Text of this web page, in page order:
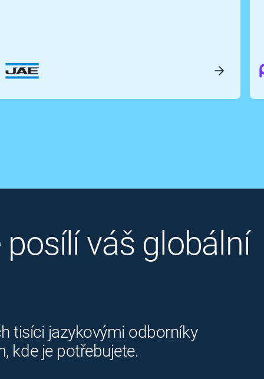
váš globální
tisíci jazykovými odborníky
kde je potřebujete.